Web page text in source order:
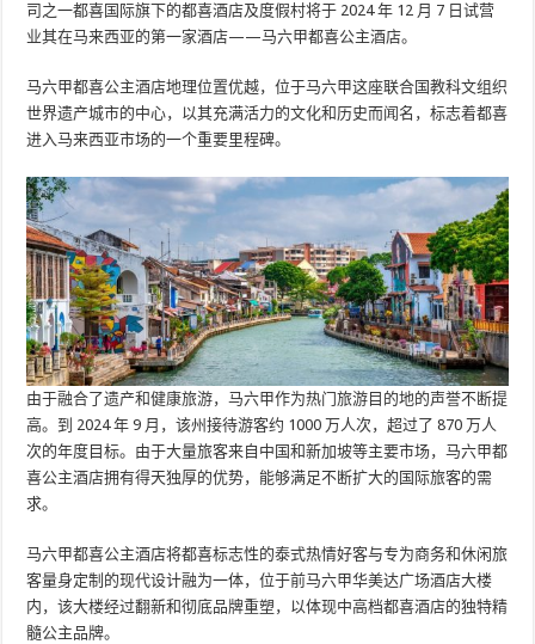
司之一都喜国际旗下的都喜酒店及度假村将于 2024 年 12 月 7 日试营
业其在马来西亚的第一家酒店——马六甲都喜公主酒店。
马六甲都喜公主酒店地理位置优越，位于马六甲这座联合国教科文组织
世界遗产城市的中心，以其充满活力的文化和历史而闻名，标志着都喜
进入马来西亚市场的一个重要里程碑。
由于融合了遗产和健康旅游，马六甲作为热门旅游目的地的声誉不断提
高。到 2024 年 9 月，该州接待游客约 1000 万人次，超过了 870 万人
次的年度目标。由于大量旅客来自中国和新加坡等主要市场，马六甲都
喜公主酒店拥有得天独厚的优势，能够满足不断扩大的国际旅客的需
求。
马六甲都喜公主酒店将都喜标志性的泰式热情好客与专为商务和休闲旅
客量身定制的现代设计融为一体，位于前马六甲华美达广场酒店大楼
内，该大楼经过翻新和彻底品牌重塑，以体现中高档都喜酒店的独特精
髓公主品牌。